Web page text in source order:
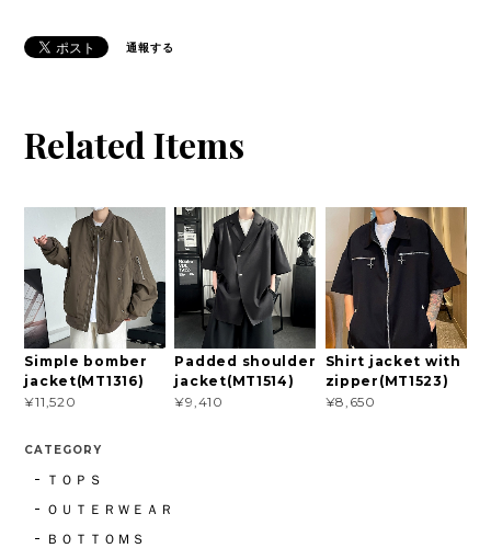
通報する
Related Items
Simple bomber
jacket(MT1316)
¥11,520
Padded shoulder
jacket(MT1514)
¥9,410
Shirt jacket with
zipper(MT1523)
¥8,650
CATEGORY
ＴＯＰＳ
ＯＵＴＥＲＷＥＡＲ
ＢＯＴＴＯＭＳ